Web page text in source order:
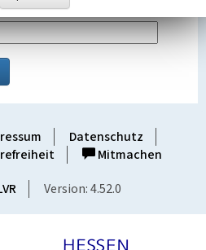
Datenschutz
Mitmachen
Version: 4.52.0